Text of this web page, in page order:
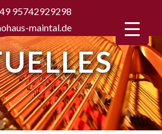
95742929298
maintal.de